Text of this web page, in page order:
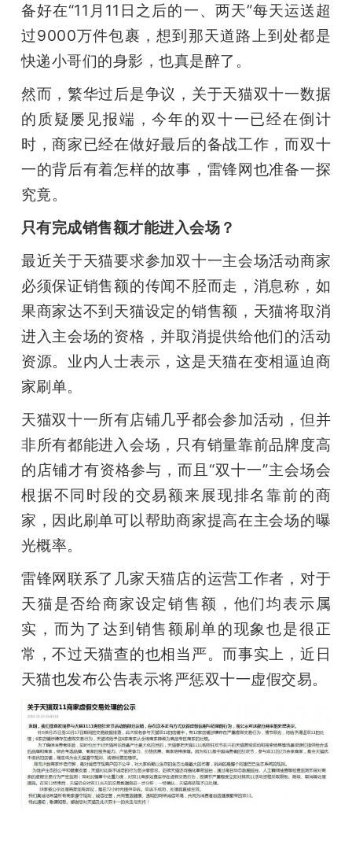
备好在“11月11日之后的一、两天”每天运送超
过9000万件包裹，想到那天道路上到处都是
快递小哥们的身影，也真是醉了。
然而，繁华过后是争议，关于天猫双十一数据
的质疑屡见报端，今年的双十一已经在倒计
时，商家已经在做好最后的备战工作，而双十
一的背后有着怎样的故事，雷锋网也准备一探
究竟。
只有完成销售额才能进入会场？
最近关于天猫要求参加双十一主会场活动商家
必须保证销售额的传闻不胫而走，消息称，如
果商家达不到天猫设定的销售额，天猫将取消
进入主会场的资格，并取消提供给他们的活动
资源。业内人士表示，这是天猫在变相逼迫商
家刷单。
天猫双十一所有店铺几乎都会参加活动，但并
非所有都能进入会场，只有销量靠前品牌度高
的店铺才有资格参与，而且“双十一”主会场会
根据不同时段的交易额来展现排名靠前的商
家，因此刷单可以帮助商家提高在主会场的曝
光概率。
雷锋网联系了几家天猫店的运营工作者，对于
天猫是否给商家设定销售额，他们均表示属
实，而为了达到销售额刷单的现象也是很正
常，不过天猫查的也相当严。而事实上，近日
天猫也发布公告表示将严惩双十一虚假交易。